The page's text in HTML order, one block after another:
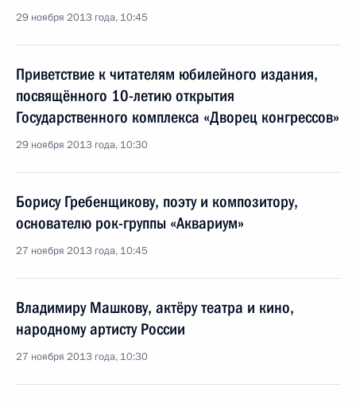
29 ноября 2013 года, 10:45
Приветствие к читателям юбилейного издания,
посвящённого 10-летию открытия
Государственного комплекса «Дворец конгрессов»
29 ноября 2013 года, 10:30
Борису Гребенщикову, поэту и композитору,
основателю рок-группы «Аквариум»
27 ноября 2013 года, 10:45
Владимиру Машкову, актёру театра и кино,
народному артисту России
27 ноября 2013 года, 10:30